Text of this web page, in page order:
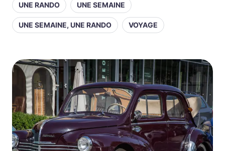
UNE RANDO UNE SEMAINE
UNE SEMAINE, UNE RANDO VOYAGE